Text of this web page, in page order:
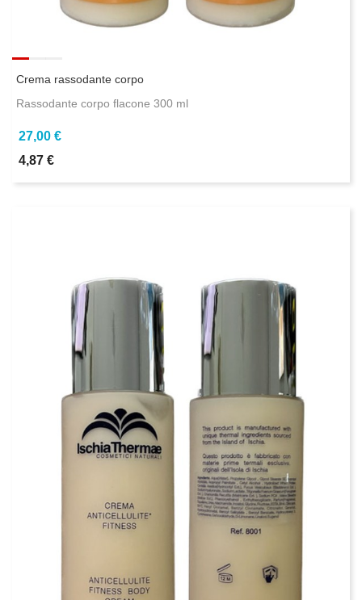
Crema rassodante corpo
Rassodante corpo flacone 300 ml
27,00 €
4,87 €